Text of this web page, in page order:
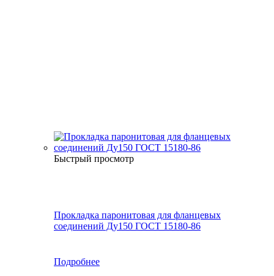
Быстрый просмотр
Прокладка паронитовая для фланцевых
соединений Ду150 ГОСТ 15180-86
Подробнее